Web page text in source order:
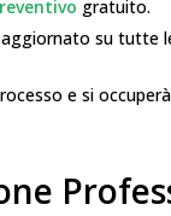
gratuito.
su tutte
e si